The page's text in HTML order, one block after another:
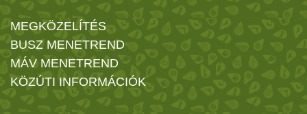
MEGKÖZELÍTÉS
BUSZ MENETREND
MÁV MENETREND
KÖZÚTI INFORMÁCIÓK